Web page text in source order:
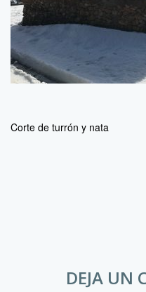
Corte de turrón y nata
DEJA UN